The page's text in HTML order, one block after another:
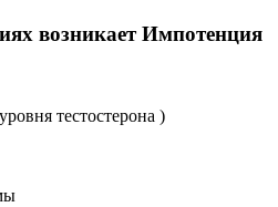
возникает Импотенция
тестостерона )